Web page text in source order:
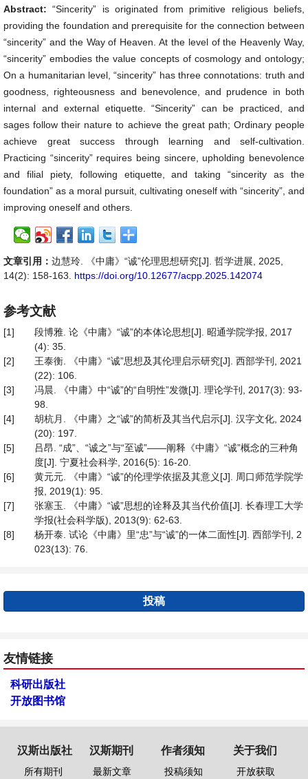
Abstract:“Sincerity” is originated from primitive religious beliefs,
providing the foundation and prerequisite for the connection between
“sincerity” and the Way of Heaven. At the level of the Heavenly Way,
“sincerity” embodies the value concepts of cosmology and ontology;
On a humanitarian level, “sincerity” has three connotations: truth and
goodness, righteousness and benevolence, and prudence in both
internal and external etiquette. “Sincerity” can be practiced, and
sages follow their nature to achieve the great path; Ordinary people
achieve great success through learning and self-cultivation.
Practicing “sincerity” requires being sincere, upholding benevolence
and filial piety, following etiquette, and taking “sincerity as the
foundation” as a moral pursuit, cultivating oneself with “sincerity”, and
improving oneself and others.
文章引用： 边慧玲. 《中庸》“诚”伦理思想研究[J]. 哲学进展, 2025,
14(2): 158-163. https://doi.org/10.12677/acpp.2025.142074
参考文献
[1]
段博雅. 论《中庸》“诚”的本体论思想[J]. 昭通学院学报, 2017
(4): 35.
[2]
王泰衡. 《中庸》“诚”思想及其伦理启示研究[J]. 西部学刊, 2021
(22): 106.
[3]
冯晨. 《中庸》中“诚”的“自明性”发微[J]. 理论学刊, 2017(3): 93-
98.
[4]
胡杭月. 《中庸》之“诚”的简析及其当代启示[J]. 汉字文化, 2024
(20): 197.
[5]
吕昂. “成”、“诚之”与“至诚”——阐释《中庸》“诚”概念的三种角
度[J]. 宁夏社会科学, 2016(5): 16-20.
[6]
黄元元. 《中庸》“诚”的伦理学依据及其意义[J]. 周口师范学院学
报, 2019(1): 95.
[7]
张塞玉. 《中庸》“诚”思想的诠释及其当代价值[J]. 长春理工大学
学报(社会科学版), 2013(9): 62-63.
[8]
杨开泰. 试论《中庸》里“忠”与“诚”的一体二面性[J]. 西部学刊, 2
023(13): 76.
投稿
友情链接
科研出版社
开放图书馆
汉斯出版社
所有期刊
汉斯期刊
最新文章
作者须知
投稿须知
关于我们
开放获取